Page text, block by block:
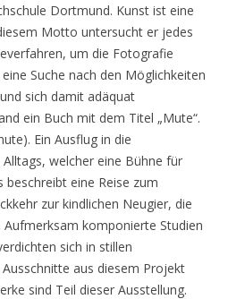
Dortmund. Kunst ist eine
Motto untersucht er jedes
um die Fotografie
Suche nach den Möglichkeiten
sich damit adäquat
ein Buch mit dem Titel „Mute“.
Ein Ausflug in die
welcher eine Bühne für
beschreibt eine Reise zum
zur kindlichen Neugier, die
komponierte Studien
sich in stillen
aus diesem Projekt
sind Teil dieser Ausstellung.